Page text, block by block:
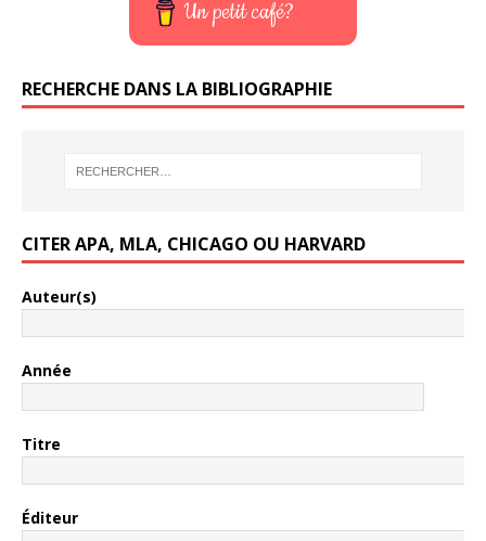
Un petit café?
RECHERCHE DANS LA BIBLIOGRAPHIE
CITER APA, MLA, CHICAGO OU HARVARD
Auteur(s)
Année
Titre
Éditeur